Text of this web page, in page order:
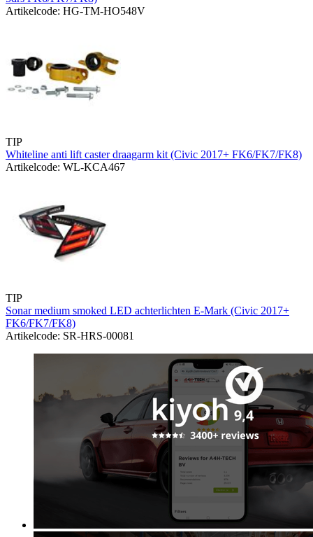
Artikelcode: HG-TM-HO548V
TIP
Whiteline anti lift caster draagarm kit (Civic 2017+ FK6/FK7/FK8)
Artikelcode: WL-KCA467
TIP
Sonar medium smoked LED achterlichten E-Mark (Civic 2017+
FK6/FK7/FK8)
Artikelcode: SR-HRS-00081